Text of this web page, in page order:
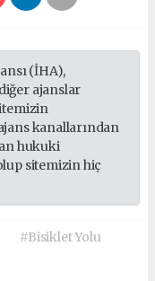
(İHA),
ajanslar
kanallarından
hukuki
sitemizin hiç
#Bisiklet Yolu